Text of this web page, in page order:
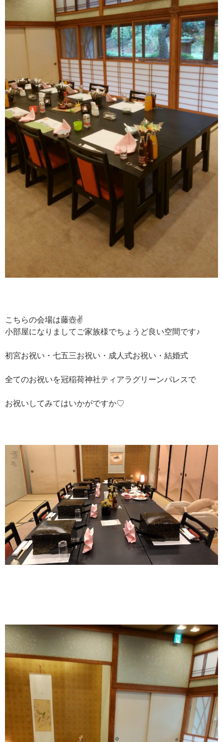
こちらの会場は藤壺✌
小部屋になりましてご家族様でちょうど良い空間です♪
初宮お祝い・七五三お祝い・成人式お祝い・結婚式
全てのお祝いを冠稲荷神社ティアラグリーンパレスで
お祝いしてみてはいかがですか♡